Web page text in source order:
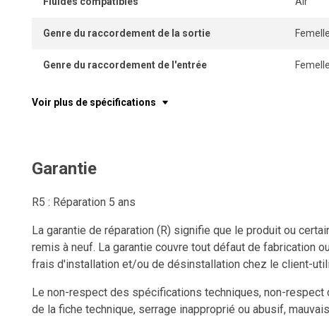
Genre du raccordement de la sortie Femelle
Genre du raccordement de l'entrée Femelle
Voir plus de spécifications
Garantie
R5 : Réparation 5 ans
La garantie de réparation (R) signifie que le produit ou
remis à neuf. La garantie couvre tout défaut de fabrication
frais d'installation et/ou de désinstallation chez le client-
Le non-respect des spécifications techniques, non-
de la fiche technique, serrage inapproprié ou abusif,